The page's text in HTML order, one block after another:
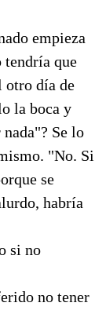
empieza
tendría que
otro día de
la boca y
Se lo
"No. Si
se
habría
si no
no tener